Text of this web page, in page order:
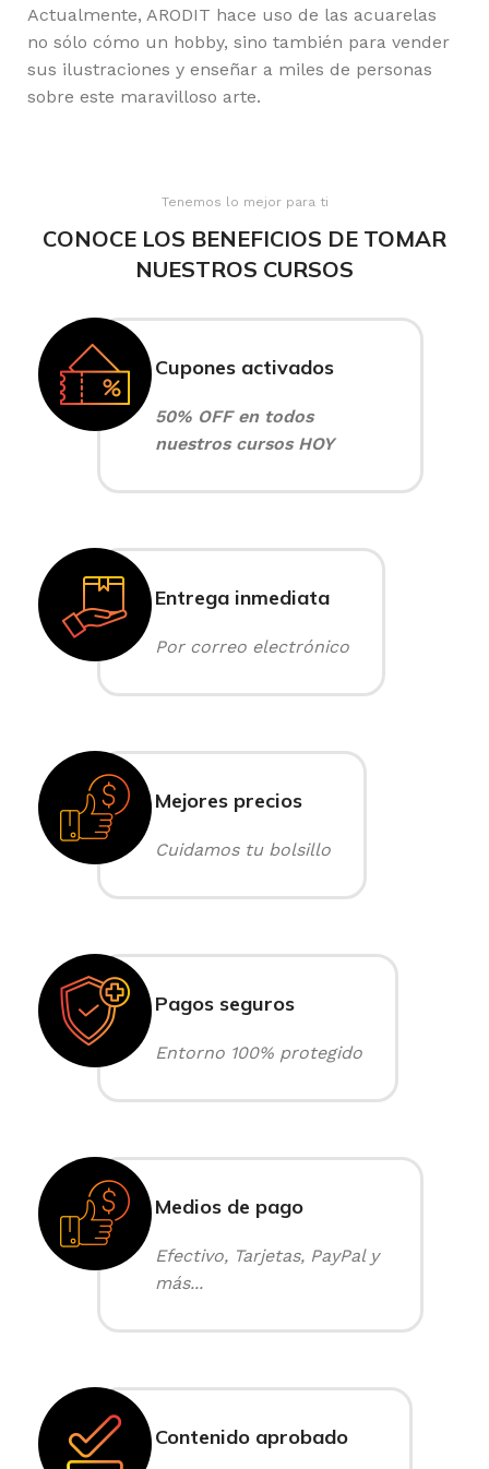
Actualmente, ARODIT hace uso de las acuarelas
no sólo cómo un hobby, sino también para vender
sus ilustraciones y enseñar a miles de personas
sobre este maravilloso arte.
Tenemos lo mejor para ti
CONOCE LOS BENEFICIOS DE TOMAR
NUESTROS CURSOS
Cupones activados
50% OFF en todos
nuestros cursos HOY
Entrega inmediata
Por correo electrónico
Mejores precios
Cuidamos tu bolsillo
Pagos seguros
Entorno 100% protegido
Medios de pago
Efectivo, Tarjetas, PayPal y
más...
Contenido aprobado